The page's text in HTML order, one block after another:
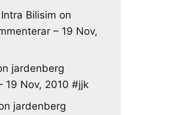
Bilisim on
– 19 Nov,
jardenberg
19 Nov, 2010 #jjk
jardenberg